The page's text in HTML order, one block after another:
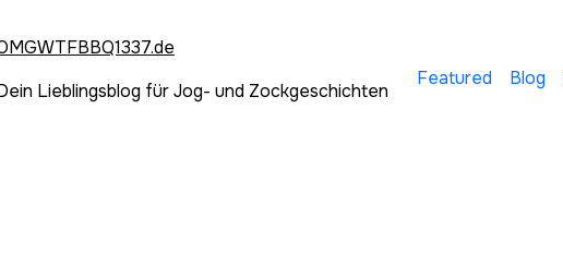
Lieblingsblog für Jog- und Zockgeschichten
Featured Blog